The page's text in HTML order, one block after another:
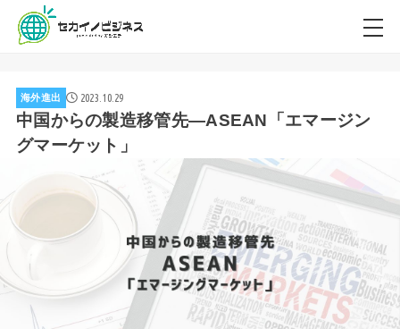
海外進出 2023.10.29
中国からの製造移管先―ASEAN「エマージン
グマーケット」